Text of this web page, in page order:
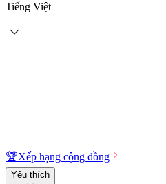
Tiếng Việt
🏆Xếp hạng cộng đồng
Yêu thích